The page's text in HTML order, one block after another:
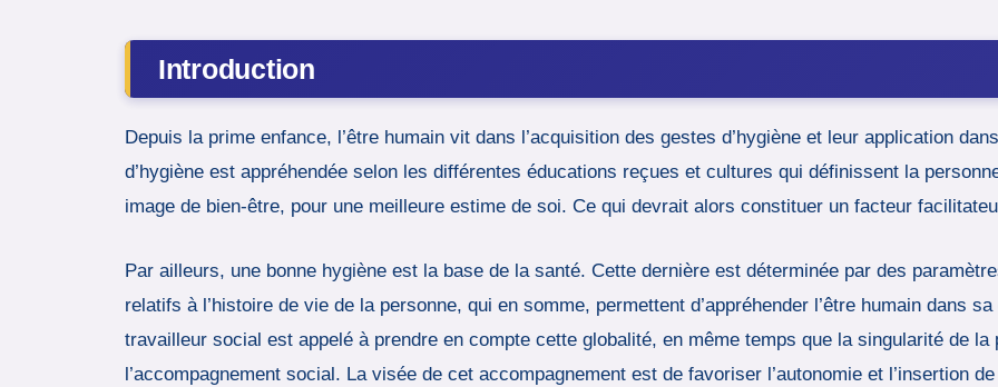
Introduction
Depuis la prime enfance, l’être humain vit dans l’acquisition des gestes d’hygiène et leur application
d’hygiène est appréhendée selon les différentes éducations reçues et cultures qui définissent la
image de bien-être, pour une meilleure estime de soi. Ce qui devrait alors constituer un facteur
Par ailleurs, une bonne hygiène est la base de la santé. Cette dernière est déterminée par des
relatifs à l’histoire de vie de la personne, qui en somme, permettent d’appréhender l’être humain dans
travailleur social est appelé à prendre en compte cette globalité, en même temps que la singularité de
l’accompagnement social. La visée de cet accompagnement est de favoriser l’autonomie et l’insertion